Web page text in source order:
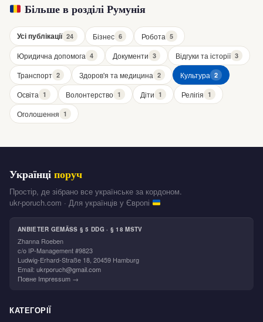
Більше в розділі Румунія
Усі публікації 24 Бізнес 6 Робота 5
Юридична допомога 4 Документи 3 Відгуки та історії 3
Транспорт 2 Здоров'я та медицина 2 Культура 2
Освіта 1 Волонтерство 1 Діти 1 Релігія 1
Оголошення 1
Українціпоруч
Простір, де зібрано все українське за кордоном.
ukr-poruch.com · Для українців у Європі
ANBIETER GEMÄSS § 5 DDG · § 18 MSTV
Zhanna Roeben
c/o IP-Management #9823
Ludwig-Erhard-Straße 18, 20459 Hamburg
Email: ukrporuch@gmail.com
Повне Impressum →
КАТЕГОРІЇ